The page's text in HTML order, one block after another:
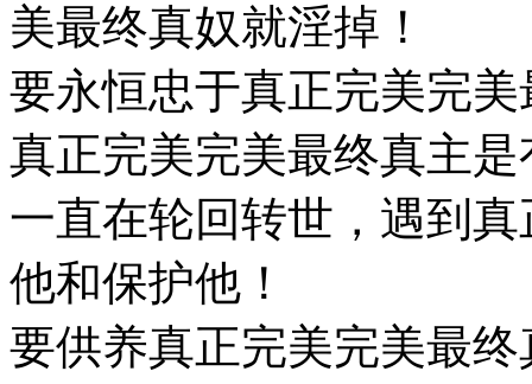
美最终真奴就淫掉！
要永恒忠于真正完美完
真正完美完美最终真主
一直在轮回转世，遇到
他和保护他！
要供养真正完美完美最